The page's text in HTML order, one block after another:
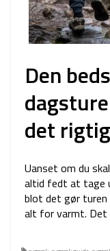
Den
det
Uanset om du
altid fedt at tage
blot det gør turen
alt for varmt.